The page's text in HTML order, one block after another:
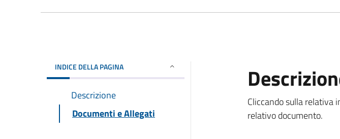
INDICE DELLA PAGINA
Descrizione
Documenti e Allegati
Cliccando sulla relativa
relativo documento.